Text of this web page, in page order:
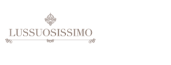
contenuto